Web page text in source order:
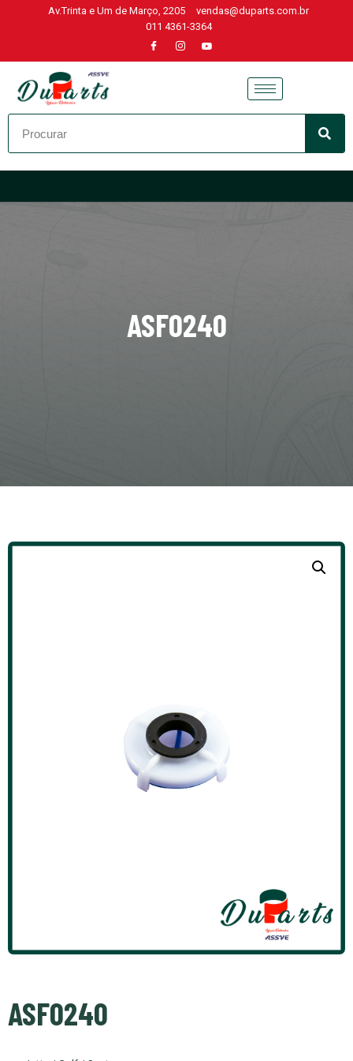
to
content
Av.Trinta e Um de Março, 2205
vendas@duparts.com.br
011 4361-3364
ASF0240
ASF0240